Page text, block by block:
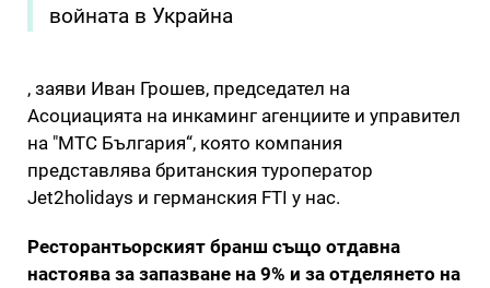
войната в Украйна
, заяви Иван Грошев, председател на
Асоциацията на инкаминг агенциите и управител
на "МТС България“, която компания
представлява британския туроператор
Jet2holidays и германския FTI у нас.
Ресторантьорският бранш също отдавна
настоява за запазване на 9% и за отделянето на